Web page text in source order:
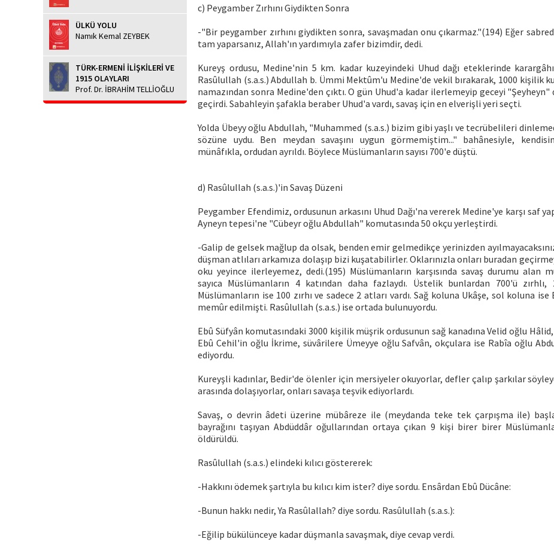
ÜLKÜ YOLU
Namık Kemal ZEYBEK
TÜRK-ERMENİ İLİŞKİLERİ VE
1915 OLAYLARI
Prof. Dr. İBRAHİM TELLİOĞLU
c) Peygamber Zırhını Giydikten Sonra
-"Bir peygamber zırhını giydikten sonra, savaşmadan onu çıkarmaz."(194) Eğer
tam yaparsanız, Allah'ın yardımıyla zafer bizimdir, dedi.
Kureyş ordusu, Medine'nin 5 km. kadar kuzeyindeki Uhud dağı eteklerinde
Rasûlullah (s.a.s.) Abdullah b. Ümmi Mektûm'u Medine'de vekil bırakarak, 1000 kişilik
namazından sonra Medine'den çıktı. O gün Uhud'a kadar ilerlemeyip geceyi "Şeyheyn"
geçirdi. Sabahleyin şafakla beraber Uhud'a vardı, savaş için en elverişli yeri seçti.
Yolda Übeyy oğlu Abdullah, "Muhammed (s.a.s.) bizim gibi yaşlı ve tecrübelileri
sözüne uydu. Ben meydan savaşını uygun görmemiştim..." bahânesiyle,
münâfıkla, ordudan ayrıldı. Böylece Müslümanların sayısı 700'e düştü.
d) Rasûlullah (s.a.s.)'in Savaş Düzeni
Peygamber Efendimiz, ordusunun arkasını Uhud Dağı'na vererek Medine'ye karşı saf
Ayneyn tepesi'ne "Cübeyr oğlu Abdullah" komutasında 50 okçu yerleştirdi.
-Galip de gelsek mağlup da olsak, benden emir gelmedikçe yerinizden
düşman atlıları arkamıza dolaşıp bizi kuşatabilirler. Oklarınızla onları buradan
oku yeyince ilerleyemez, dedi.(195) Müslümanların karşısında savaş durumu alan
sayıca Müslümanların 4 katından daha fazlaydı. Üstelik bunlardan 700'ü zırhlı,
Müslümanların ise 100 zırhı ve sadece 2 atları vardı. Sağ koluna Ukâşe, sol koluna ise
memûr edilmişti. Rasûlullah (s.a.s.) ise ortada bulunuyordu.
Ebû Süfyân komutasındaki 3000 kişilik müşrik ordusunun sağ kanadına Velid oğlu
Ebû Cehil'in oğlu İkrime, süvârilere Ümeyye oğlu Safvân, okçulara ise Rabîa oğlu
ediyordu.
Kureyşli kadınlar, Bedir'de ölenler için mersiyeler okuyorlar, defler çalıp şarkılar
arasında dolaşıyorlar, onları savaşa teşvik ediyorlardı.
Savaş, o devrin âdeti üzerine mübâreze ile (meydanda teke tek çarpışma ile)
bayrağını taşıyan Abdüddâr oğullarından ortaya çıkan 9 kişi birer birer
öldürüldü.
Rasûlullah (s.a.s.) elindeki kılıcı göstererek:
-Hakkını ödemek şartıyla bu kılıcı kim ister? diye sordu. Ensârdan Ebû Dücâne:
-Bunun hakkı nedir, Ya Rasûlallah? diye sordu. Rasûlullah (s.a.s.):
-Eğilip bükülünceye kadar düşmanla savaşmak, diye cevap verdi.